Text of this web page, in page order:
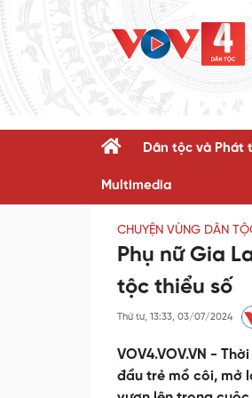
Dân tộc và Phát
Multimedia
CHUYỆN VÙNG DÂN
Phụ nữ Gia
tộc thiểu số
Thứ tư, 13:33, 03/07/2024
VOV4.VOV.VN -
đầu trẻ mồ côi, mở